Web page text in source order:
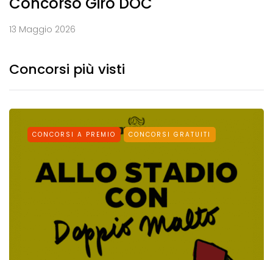
13 Maggio 2026
Concorsi più visti
CONCORSI A PREMIO CONCORSI GRATUITI